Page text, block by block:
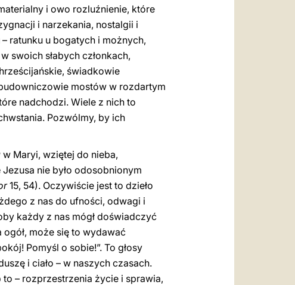
i owo rozluźnienie, które
i narzekania, nostalgii i
ratunku u bogatych i możnych,
swoich słabych członkach,
świadkowie
mostów w rozdartym
nadchodzi. Wiele z nich to
Pozwólmy, by ich
Maryi, wziętej do nieba,
nie było odosobnionym
15, 54). Oczywiście jest to dzieło
z nas do ufności, odwagi i
każdy z nas mógł doświadczyć
może się to wydawać
Pomyśl o sobie!”. To głosy
i ciało – w naszych czasach.
– rozprzestrzenia życie i sprawia,